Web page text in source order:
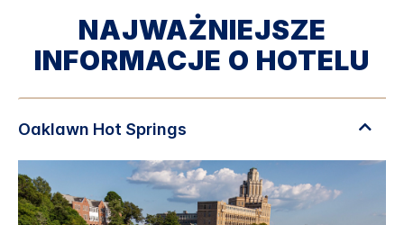
NAJWAŻNIEJSZE
INFORMACJE O HOTELU